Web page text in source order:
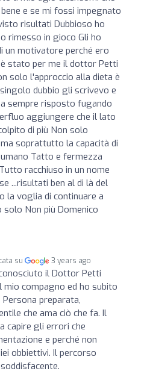
e se mi fossi impegnato
risultati Dubbioso ho
rimesso in gioco Gli ho
un motivatore perché ero
stato per me il dottor Petti
solo l'approccio alla dieta è
dubbio gli scrivevo e
sempre risposto fugando
aggiungere che il lato
di più Non solo
soprattutto la capacità di
Tatto e fermezza
racchiuso in un nome
...risultati ben al di là del
voglia di continuare a
Non più Domenico
su 3 years ago
il Dottor Petti
mio compagno ed ho subito
preparata,
che ama ciò che fa. Il
capire gli errori che
e perché non
obbiettivi. Il percorso